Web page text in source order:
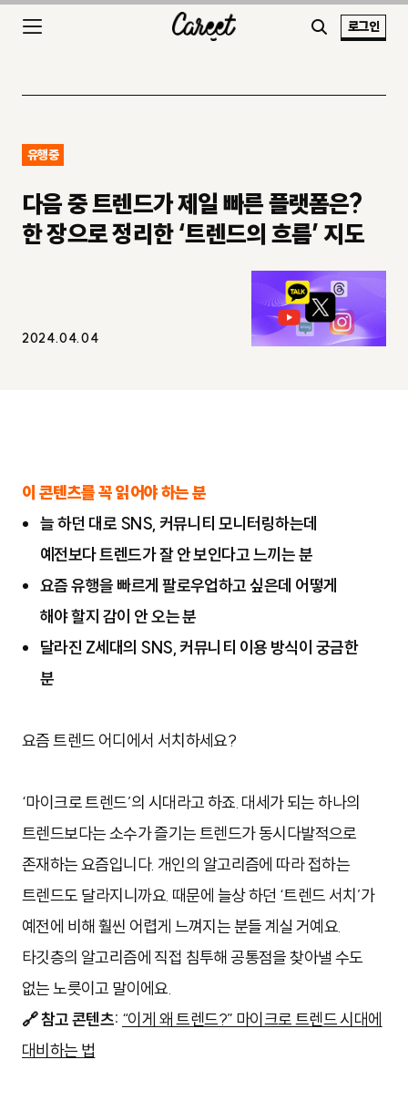
로그인
유행중
다음 중 트렌드가 제일 빠른 플랫폼은?
한 장으로 정리한 ‘트렌드의 흐름’ 지도
2024.04.04
이 콘텐츠를 꼭 읽어야 하는 분
늘 하던 대로 SNS, 커뮤니티 모니터링하는데
예전보다 트렌드가 잘 안 보인다고 느끼는 분
요즘 유행을 빠르게 팔로우업하고 싶은데 어떻게
해야할지 감이 안 오는 분
달라진 Z세대의 SNS, 커뮤니티 이용 방식이 궁금한
분
요즘 트렌드 어디에서 서치하세요?
‘마이크로 트렌드’의 시대라고 하죠. 대세가 되는 하나의
트렌드보다는 소수가 즐기는 트렌드가 동시다발적으로
존재하는 요즘입니다. 개인의 알고리즘에 따라 접하는
트렌드도 달라지니까요. 때문에 늘상 하던 ‘트렌드 서치’가
예전에 비해 훨씬 어렵게 느껴지는 분들 계실 거예요.
타깃층의 알고리즘에 직접 침투해 공통점을 찾아낼 수도
없는 노릇이고 말이에요.
🔗 참고 콘텐츠: “이게 왜 트렌드?” 마이크로 트렌드 시대에
대비하는 법